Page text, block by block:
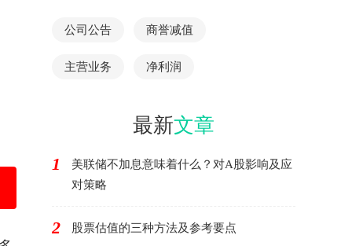
公司公告 商誉减值
主营业务 净利润
最新文章
1
美联储不加息意味着什么？对A股影响及应
对策略
2 股票估值的三种方法及参考要点